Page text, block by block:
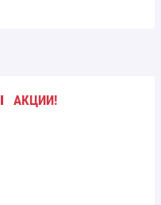
АКЦИИ!